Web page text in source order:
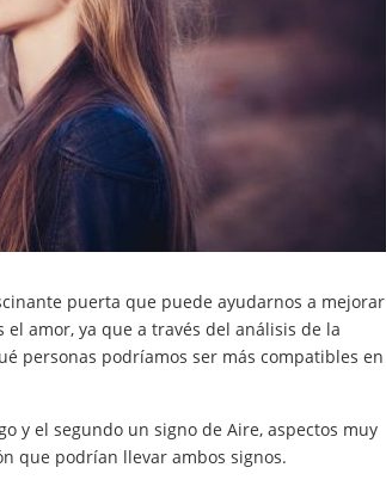
puerta que puede ayudarnos a mejorar
amor, ya que a través del análisis de la
personas podríamos ser más compatibles en
y el segundo un signo de Aire, aspectos muy
que podrían llevar ambos signos.